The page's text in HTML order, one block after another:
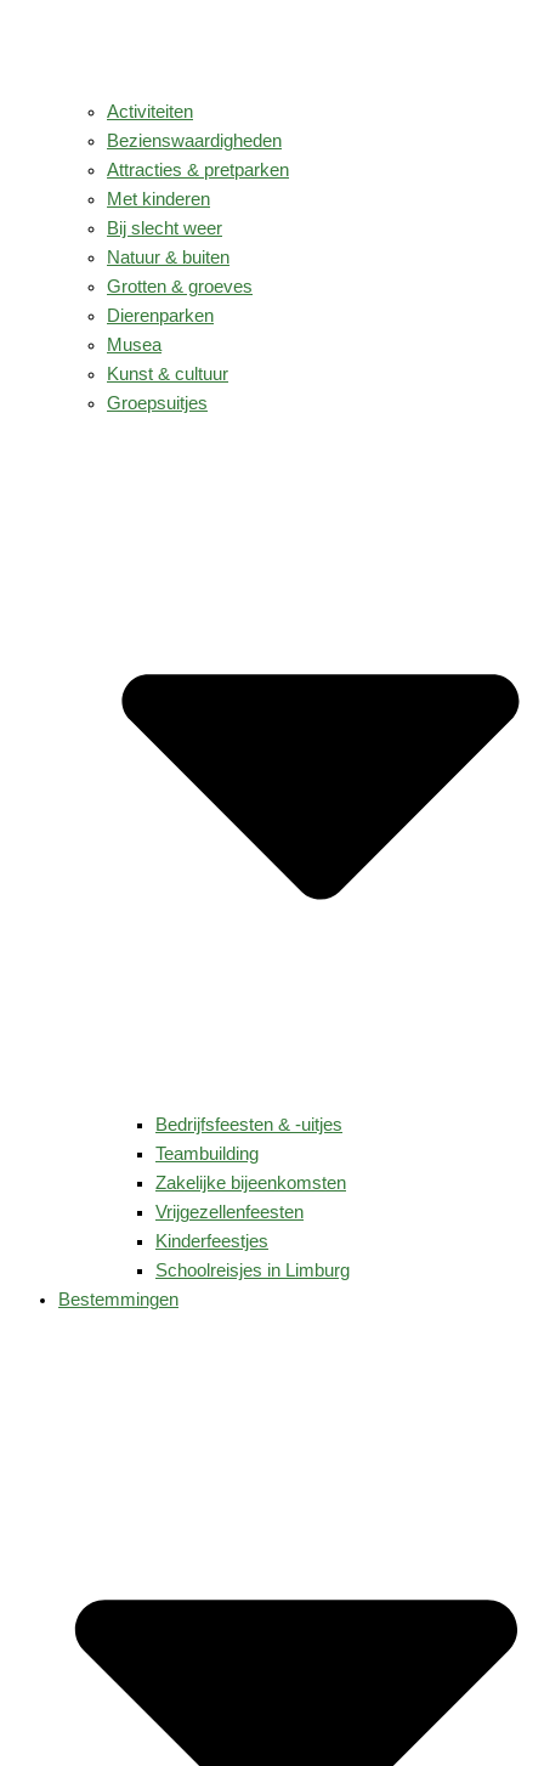
Activiteiten
Bezienswaardigheden
Attracties & pretparken
Met kinderen
Bij slecht weer
Natuur & buiten
Grotten & groeves
Dierenparken
Musea
Kunst & cultuur
Groepsuitjes
Bedrijfsfeesten & -uitjes
Teambuilding
Zakelijke bijeenkomsten
Vrijgezellenfeesten
Kinderfeestjes
Schoolreisjes in Limburg
Bestemmingen